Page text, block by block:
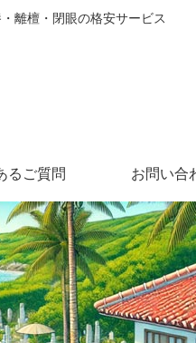
離檀・閉眼の格安サービス
るご質問 お問い合